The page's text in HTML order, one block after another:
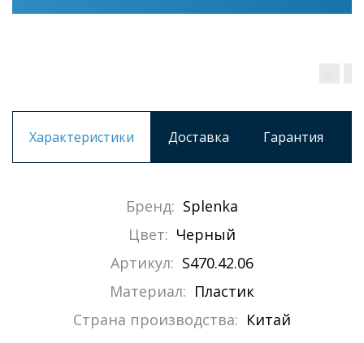
Характеристики Доставка Гарантия
Бренд: Splenka
Цвет: Черный
Артикул: S470.42.06
Материал: Пластик
Страна производства: Китай